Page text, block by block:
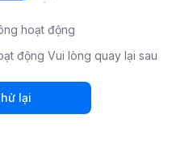
hoạt động
động Vui lòng quay lại sau
lại